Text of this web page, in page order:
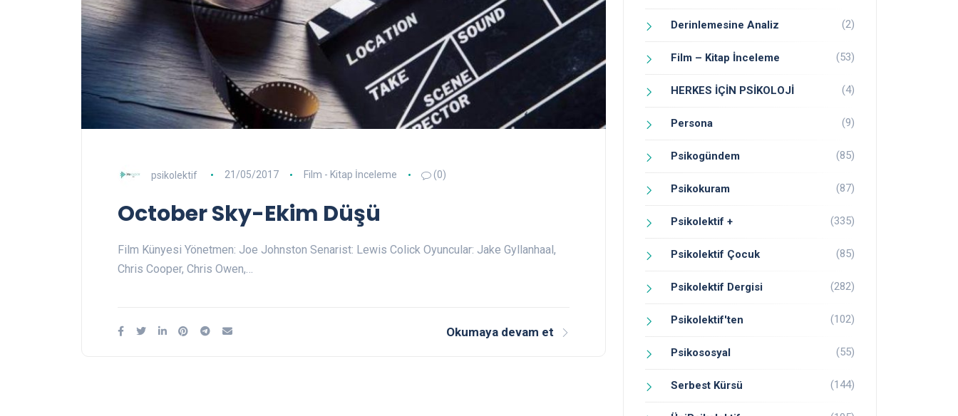
psikolektif 21/05/2017 Film - Kitap İnceleme (0)
October Sky-Ekim Düşü
Film Künyesi Yönetmen: Joe Johnston Senarist: Lewis Colick Oyuncular: Jake Gyllanhaal,
Chris Cooper, Chris Owen,…
Okumaya devam et
Derinlemesine Analiz (2)
Film – Kitap İnceleme (53)
HERKES İÇİN PSİKOLOJİ (4)
Persona (9)
Psikogündem (85)
Psikokuram (87)
Psikolektif + (335)
Psikolektif Çocuk (85)
Psikolektif Dergisi (282)
Psikolektif'ten (102)
Psikososyal (55)
Serbest Kürsü (144)